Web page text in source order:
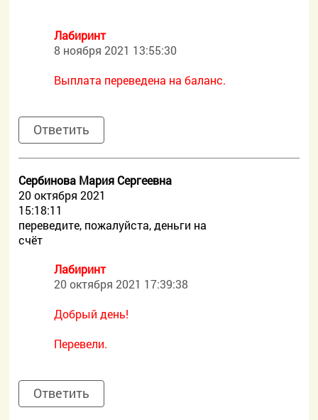
Лабиринт
8 ноября 2021 13:55:30
Выплата переведена на баланс.
Ответить
Сербинова Мария Сергеевна
20 октября 2021
15:18:11
переведите, пожалуйста, деньги на
счёт
Лабиринт
20 октября 2021 17:39:38
Добрый день!
Перевели.
Ответить